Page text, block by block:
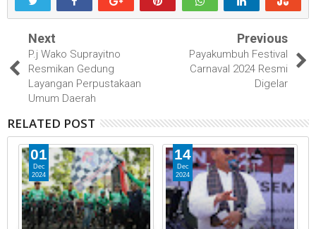
Next
P.j Wako Suprayitno
Resmikan Gedung
Layangan Perpustakaan
Umum Daerah
Previous
Payakumbuh Festival
Carnaval 2024 Resmi
Digelar
RELATED POST
01
Dec
2024
14
Dec
2024